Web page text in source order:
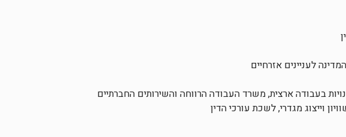
לעניינים אזרחיים
בעבודה ארצית, משרד העבודה הרווחה והשירותים החברתיים
וייצוג מגדרי, לשכת עורכי הדין